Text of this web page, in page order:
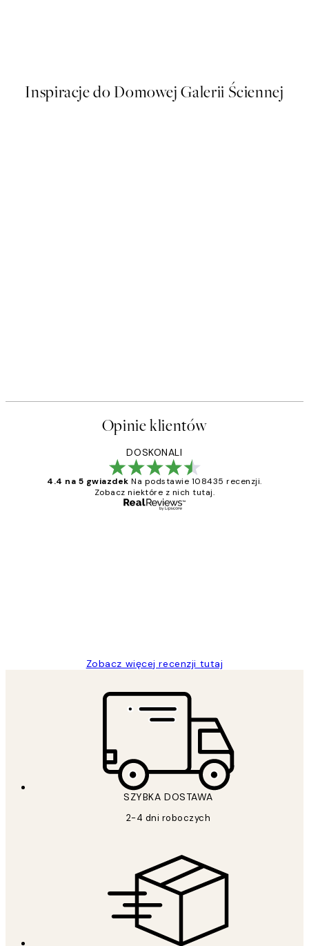
Inspiracje do Domowej Galerii Ściennej
Opinie klientów
DOSKONALI
4.4 na 5 gwiazdek Na podstawie 108435 recenzji.
Zobacz niektóre z nich tutaj.
Zobacz więcej recenzji tutaj
SZYBKA DOSTAWA
2-4 dni roboczych